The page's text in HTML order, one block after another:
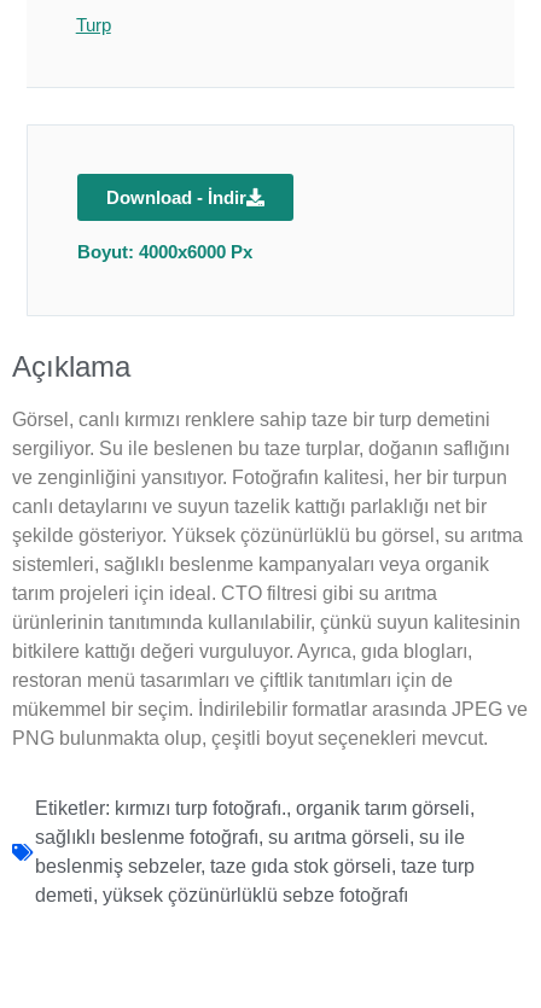
Turp
Download - İndir
Boyut: 4000x6000 Px
Açıklama
Görsel, canlı kırmızı renklere sahip taze bir turp demetini
sergiliyor. Su ile beslenen bu taze turplar, doğanın saflığını
ve zenginliğini yansıtıyor. Fotoğrafın kalitesi, her bir turpun
canlı detaylarını ve suyun tazelik kattığı parlaklığı net bir
şekilde gösteriyor. Yüksek çözünürlüklü bu görsel, su arıtma
sistemleri, sağlıklı beslenme kampanyaları veya organik
tarım projeleri için ideal. CTO filtresi gibi su arıtma
ürünlerinin tanıtımında kullanılabilir, çünkü suyun kalitesinin
bitkilere kattığı değeri vurguluyor. Ayrıca, gıda blogları,
restoran menü tasarımları ve çiftlik tanıtımları için de
mükemmel bir seçim. İndirilebilir formatlar arasında JPEG ve
PNG bulunmakta olup, çeşitli boyut seçenekleri mevcut.
Etiketler: kırmızı turp fotoğrafı., organik tarım görseli,
sağlıklı beslenme fotoğrafı, su arıtma görseli, su ile
beslenmiş sebzeler, taze gıda stok görseli, taze turp
demeti, yüksek çözünürlüklü sebze fotoğrafı